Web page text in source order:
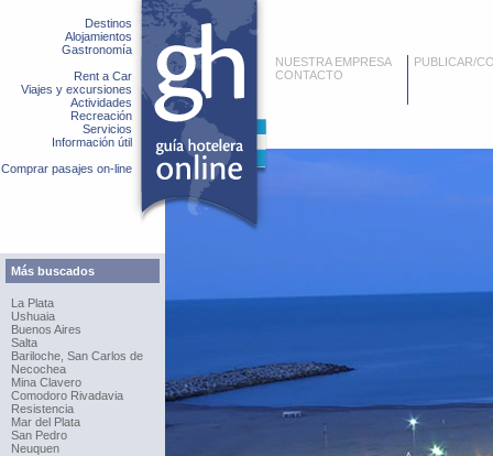
Destinos
Alojamientos
Gastronomía
Rent a Car
Viajes y excursiones
Actividades
Recreación
Servicios
Información útil
Comprar pasajes on-line
Más buscados
La Plata
Ushuaia
Buenos Aires
Salta
Bariloche, San Carlos de
Necochea
Mina Clavero
Comodoro Rivadavia
Resistencia
Mar del Plata
San Pedro
Neuquen
NUESTRA EMPRESA
CONTACTO
PUBLICAR/